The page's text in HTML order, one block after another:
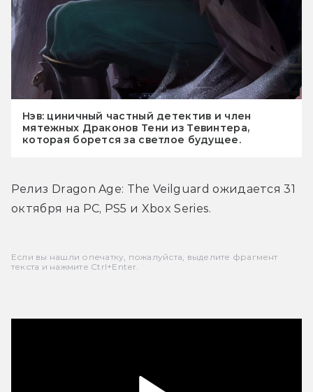
Нэв: циничный частный детектив и член
мятежных Драконов Тени из Тевинтера,
которая борется за светлое будущее.
Релиз Dragon Age: The Veilguard ожидается 31
октября на PC, PS5 и Xbox Series.
Если вы нашли опечатку, пожалуйста, выделите фрагмент
текста и нажмите Ctrl+Enter.